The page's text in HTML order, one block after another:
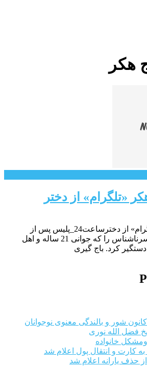
هکر
«تلگرام» از دختر
باج گیری سیاه هکر «تلگرام» از دخترساعت24_پلیس پس از
یکسری تحقیقات فنی پسرناشناس را که جوانی 21 ساله و اهل
کرد. باج گیری
کانون شور و بالندگی معنوی نوجوانان
فضل الله نوری
ومشکل خانواده
کارت و انتقال پول اعلام شد
حذف یارانه اعلام شد